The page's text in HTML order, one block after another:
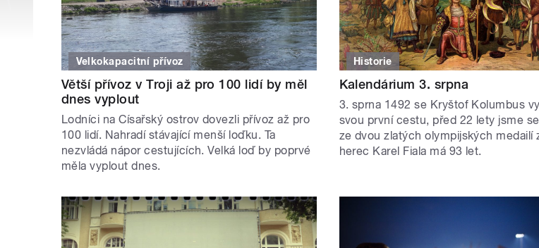
Velkokapacitní přívoz
Větší přívoz v Troji až pro 100 lidí by měl
dnes vyplout
Lodníci na Císařský ostrov dovezli přívoz až pro
100 lidí. Nahradí stávající menší loďku. Ta
nezvládá nápor cestujících. Velká loď by poprvé
měla vyplout dnes.
Historie
Kalendárium 3. srpna
3. sprna 1492 se Kryštof Kolumbus
svou první cestu, před 22 lety jsme
ze dvou zlatých olympijských medailí
herec Karel Fiala má 93 let.